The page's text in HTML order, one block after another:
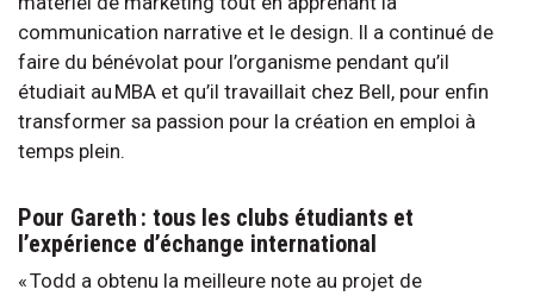
communication narrative et le design. Il a continué de
faire du bénévolat pour l’organisme pendant qu’il
étudiait au MBA et qu’il travaillait chez Bell, pour enfin
transformer sa passion pour la création en emploi à
temps plein.
Pour Gareth : tous les clubs étudiants et
l’expérience d’échange international
« Todd a obtenu la meilleure note au projet de